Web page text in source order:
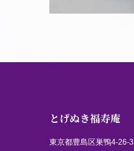
とげぬき福寿庵
東京都豊島区巣鴨4-26-3